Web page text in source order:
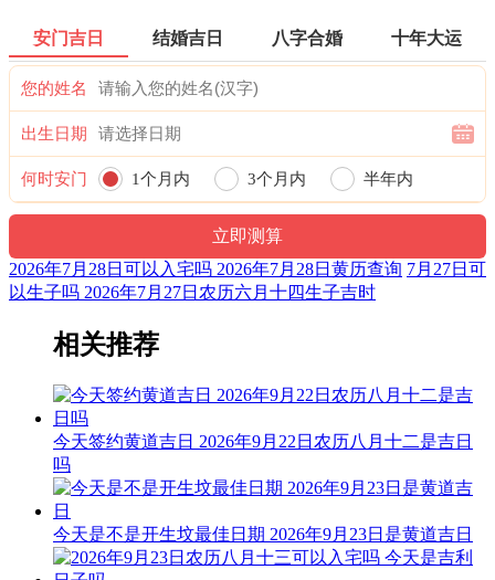
喜神：正南 月令：乙未 日禄：亥命互禄 甲命进禄
易经卦象：天火同人 推荐吉时：子，寅，卯，午，未，酉
阴贵神：东南 物候：腐草为萤 犯太岁：马,鼠,牛,兔
福神：西北 月支：未土 年太岁：文哲
九星：七赤咸池金星(凶) 二十八宿：东方心宿心月狐(凶)
六曜：先胜 — 平(上午吉，下午凶)：依古籍观点，寓意上午
吉，下午凶。先到者胜，意为此日做任何事都要迅速，赶早不
六曜，又称孔明六曜星、小六壬，是中国传统历法中的一种注
十二值日：危执位 — 吉：：俗称“小黄道日”。吉。依古籍观
点，此日万事皆凶。此为对“危”字的误解所致，危，本
为“高”意，高则有险，故有“危险”之说。然而，“高”乃出人头
地、出类拔萃也，故为黄道之日。
诗云：
危日登高及行船，尤恐险惊多不安；修造支柱宜行细，伤着人
安门吉日 结婚吉日 八字合婚 十年大运
您的姓名
出生日期
何时安门 1个月内 3个月内 半年内
2026年7月28日可以入宅吗 2026年7月28日黄历查询 7月27日可
以生子吗 2026年7月27日农历六月十四生子吉时
相关推荐
今天签约黄道吉日 2026年9月22日农历八月十二是吉日
吗
今天是不是开生坟最佳日期 2026年9月23日是黄道吉日